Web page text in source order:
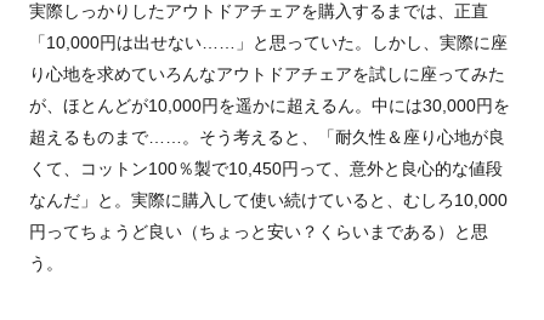
実際しっかりしたアウトドアチェアを購入するまでは、正直
「10,000円は出せない……」と思っていた。しかし、実際に座
り心地を求めていろんなアウトドアチェアを試しに座ってみた
が、ほとんどが10,000円を遥かに超えるん。中には30,000円を
超えるものまで……。そう考えると、「耐久性＆座り心地が良
くて、コットン100％製で10,450円って、意外と良心的な値段
なんだ」と。実際に購入して使い続けていると、むしろ10,000
円ってちょうど良い（ちょっと安い？くらいまである）と思
う。